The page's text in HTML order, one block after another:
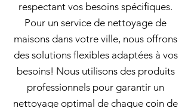
respectant vos besoins spécifiques.
Pour un service de nettoyage de
maisons dans votre ville, nous offrons
des solutions flexibles adaptées à vos
besoins! Nous utilisons des produits
professionnels pour garantir un
nettoyage optimal de chaque coin de